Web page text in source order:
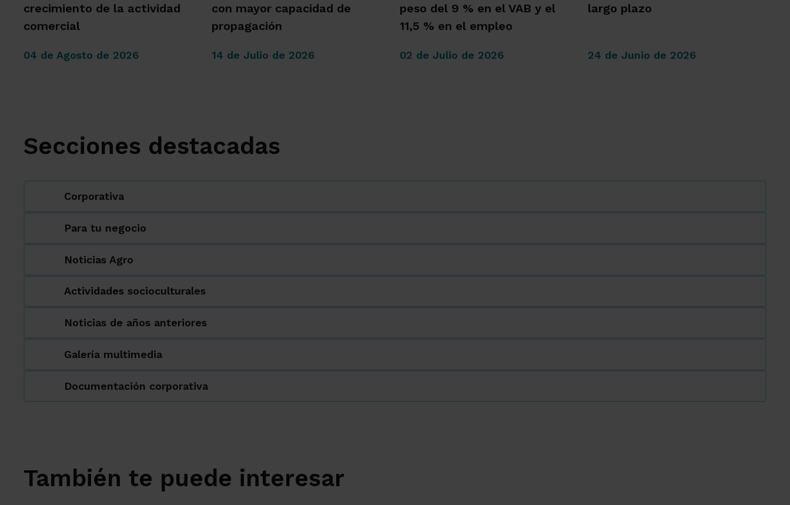
crecimiento de la actividad
comercial
04 de Agosto de 2026
con mayor capacidad de
propagación
14 de Julio de 2026
peso del 9 % en el VAB y el
11,5 % en el empleo
02 de Julio de 2026
largo plazo
24 de Junio de 2026
Secciones destacadas
Corporativa
Para tu negocio
Noticias Agro
Actividades socioculturales
Noticias de años anteriores
Galería multimedia
Documentación corporativa
También te puede interesar